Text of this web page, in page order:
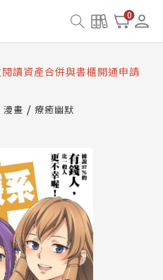
0
墨系統維護中，本站同步暫
閱讀資產合併與書櫃開通申請
完成書櫃開通與資產合併申
墨系統維護中，本站同步暫
漫畫
療癒幽默